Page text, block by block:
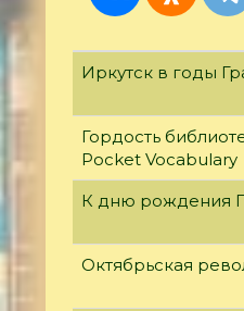
Иркутск в годы
Гордость
Pocket Vocabulary
К дню рождения
Октябрьская